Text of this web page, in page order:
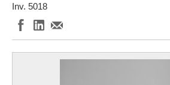
Inv. 5018